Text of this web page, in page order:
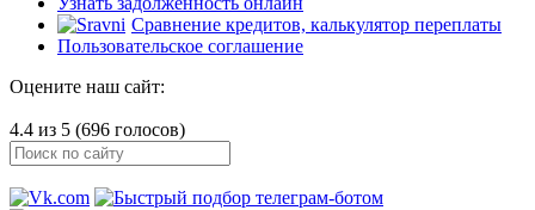
Сравнение кредитов, калькулятор переплаты
Пользовательское соглашение
Оцените наш сайт:
4.4 из 5 (696 голосов)